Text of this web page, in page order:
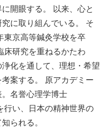
開眼する。 以来、心と
に取り組んでいる。 そ
東京高等鍼灸学校を卒
床研究を重ねるかたわ
化を通して、理想・希望
案する。 原アカデミー
名誉心理学博士
行い、日本の精神世界の
られる。